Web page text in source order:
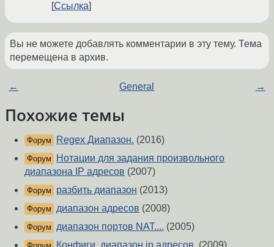
Ссылка
Вы не можете добавлять комментарии в эту тему. Тема
перемещена в архив.
← General →
Похожие темы
Форум Regex Диапазон. (2016)
Форум
Нотации для задания произвольного
диапазона IP адресов (2007)
Форум разбить диапазон (2013)
Форум диапазон адресов (2008)
Форум диапазон портов NAT.... (2005)
Конфиги, диапазон ip адресов. (2009)